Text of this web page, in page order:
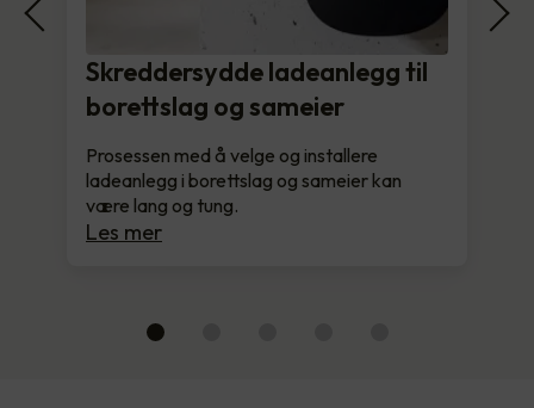
Skreddersydde ladeanlegg til
borettslag og sameier
Prosessen med å velge og installere
ladeanlegg i borettslag og sameier kan
være lang og tung.
Les mer